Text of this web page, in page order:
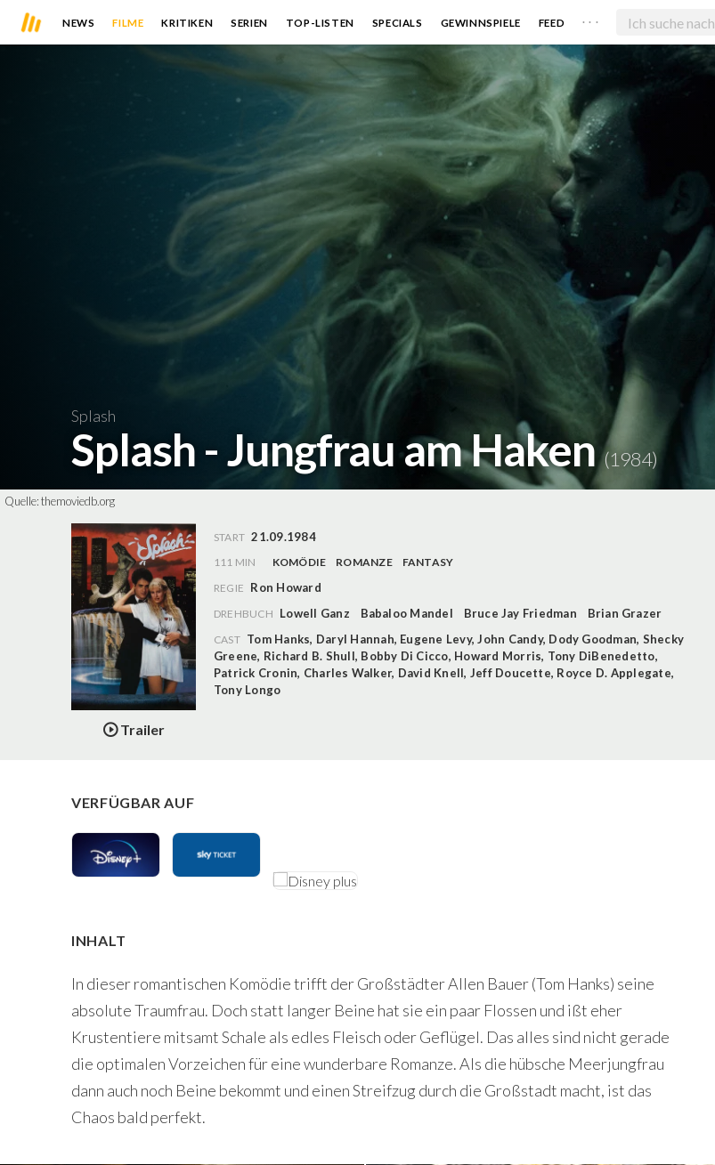
NEWS FILME KRITIKEN SERIEN TOP-LISTEN SPECIALS GEWINNSPIELE FEED . . .
Splash
Splash - Jungfrau am Haken(1984)
Quelle:themoviedb.org
Trailer
START 21.09.1984
111 MIN KOMÖDIE ROMANZE
FANTASY
REGIE Ron Howard
DREHBUCH Lowell Ganz Babaloo Mandel Bruce Jay Friedman Brian Grazer
CAST Tom Hanks, Daryl Hannah, Eugene Levy,John Candy, Dody Goodman, Shecky
Greene, Richard B. Shull, Bobby Di Cicco, Howard Morris, Tony DiBenedetto,
Patrick Cronin, Charles Walker, David Knell, Jeff Doucette, Royce D. Applegate,
Tony Longo
VERFÜGBAR AUF
INHALT
In dieser romantischen Komödie trifft der Großstädter Allen Bauer (Tom Hanks) seine
absolute Traumfrau. Doch statt langer Beine hat sie ein paar Flossen und ißt eher
Krustentiere mitsamt Schale als edles Fleisch oder Geflügel. Das alles sind nicht gerade
die optimalen Vorzeichen für eine wunderbare Romanze. Als die hübsche Meerjungfrau
dann auch noch Beine bekommt und einen Streifzug durch die Großstadt macht, ist das
Chaos bald perfekt.